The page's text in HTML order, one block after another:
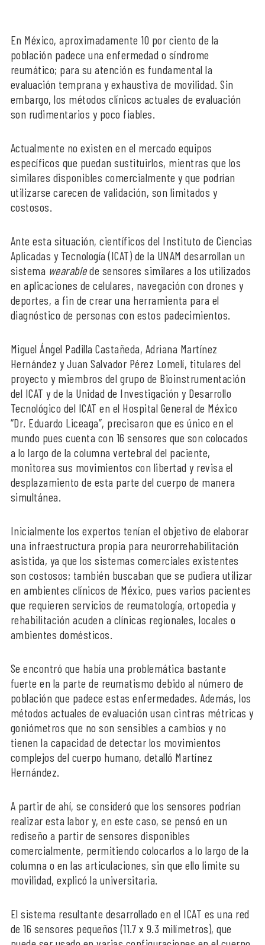
En México, aproximadamente 10 por ciento de la
población padece una enfermedad o síndrome
reumático; para su atención es fundamental la
evaluación temprana y exhaustiva de movilidad. Sin
embargo, los métodos clínicos actuales de evaluación
son rudimentarios y poco fiables.
Actualmente no existen en el mercado equipos
específicos que puedan sustituirlos, mientras que los
similares disponibles comercialmente y que podrían
utilizarse carecen de validación, son limitados y
costosos.
Ante esta situación, científicos del Instituto de Ciencias
Aplicadas y Tecnología (ICAT) de la UNAM desarrollan un
sistema wearablede sensores similares a los utilizados
en aplicaciones de celulares, navegación con drones y
deportes, a fin de crear una herramienta para el
diagnóstico de personas con estos padecimientos.
Miguel Ángel Padilla Castañeda, Adriana Martínez
Hernández y Juan Salvador Pérez Lomelí, titulares del
proyecto y miembros del grupo de Bioinstrumentación
del ICAT y de la Unidad de Investigación y Desarrollo
Tecnológico del ICAT en el Hospital General de México
“Dr. Eduardo Liceaga”, precisaron que es único en el
mundo pues cuenta con 16 sensores que son colocados
a lo largo de la columna vertebral del paciente,
monitorea sus movimientos con libertad y revisa el
desplazamiento de esta parte del cuerpo de manera
simultánea.
Inicialmente los expertos tenían el objetivo de elaborar
una infraestructura propia para neurorrehabilitación
asistida, ya que los sistemas comerciales existentes
son costosos; también buscaban que se pudiera utilizar
en ambientes clínicos de México, pues varios pacientes
que requieren servicios de reumatología, ortopedia y
rehabilitación acuden a clínicas regionales, locales o
ambientes domésticos.
Se encontró que había una problemática bastante
fuerte en la parte de reumatismo debido al número de
población que padece estas enfermedades. Además, los
métodos actuales de evaluación usan cintras métricas y
goniómetros que no son sensibles a cambios y no
tienen la capacidad de detectar los movimientos
complejos del cuerpo humano, detalló Martínez
Hernández.
A partir de ahí, se consideró que los sensores podrían
realizar esta labor y, en este caso, se pensó en un
rediseño a partir de sensores disponibles
comercialmente, permitiendo colocarlos a lo largo de la
columna o en las articulaciones, sin que ello limite su
movilidad, explicó la universitaria.
El sistema resultante desarrollado en el ICAT es una red
de 16 sensores pequeños (11.7 x 9.3 milímetros), que